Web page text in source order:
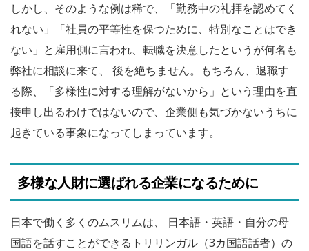
しかし、そのような例は稀で、「勤務中の礼拝を認めてく
れない」「社員の平等性を保つために、特別なことはでき
ない」と雇用側に言われ、転職を決意したというが何名も
弊社に相談に来て、 後を絶ちません。もちろん、退職す
る際、「多様性に対する理解がないから」という理由を直
接申し出るわけではないので、企業側も気づかないうちに
起きている事象になってしまっています。
多様な人財に選ばれる企業になるために
日本で働く多くのムスリムは、 日本語・英語・自分の母
国語を話すことができるトリリンガル（3カ国語話者）の